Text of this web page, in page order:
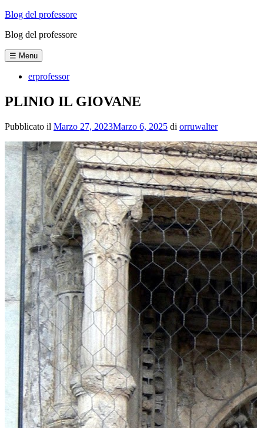
Vai
contenuto
Blog del professore
Blog del professore
☰ Menu
erprofessor
PLINIO IL GIOVANE
Pubblicato il Marzo 27, 2023Marzo 6, 2025 di orruwalter